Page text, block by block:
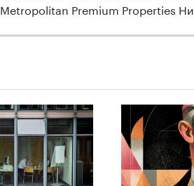
Metropolitan Premium Properties